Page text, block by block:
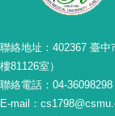
聯絡地址：402367 臺
樓81126室）
聯絡電話：04-
E-mail：